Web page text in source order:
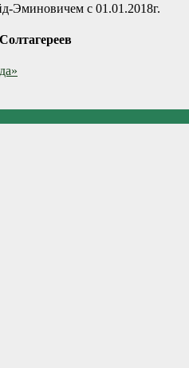
Эминовичем с 01.01.2018г.